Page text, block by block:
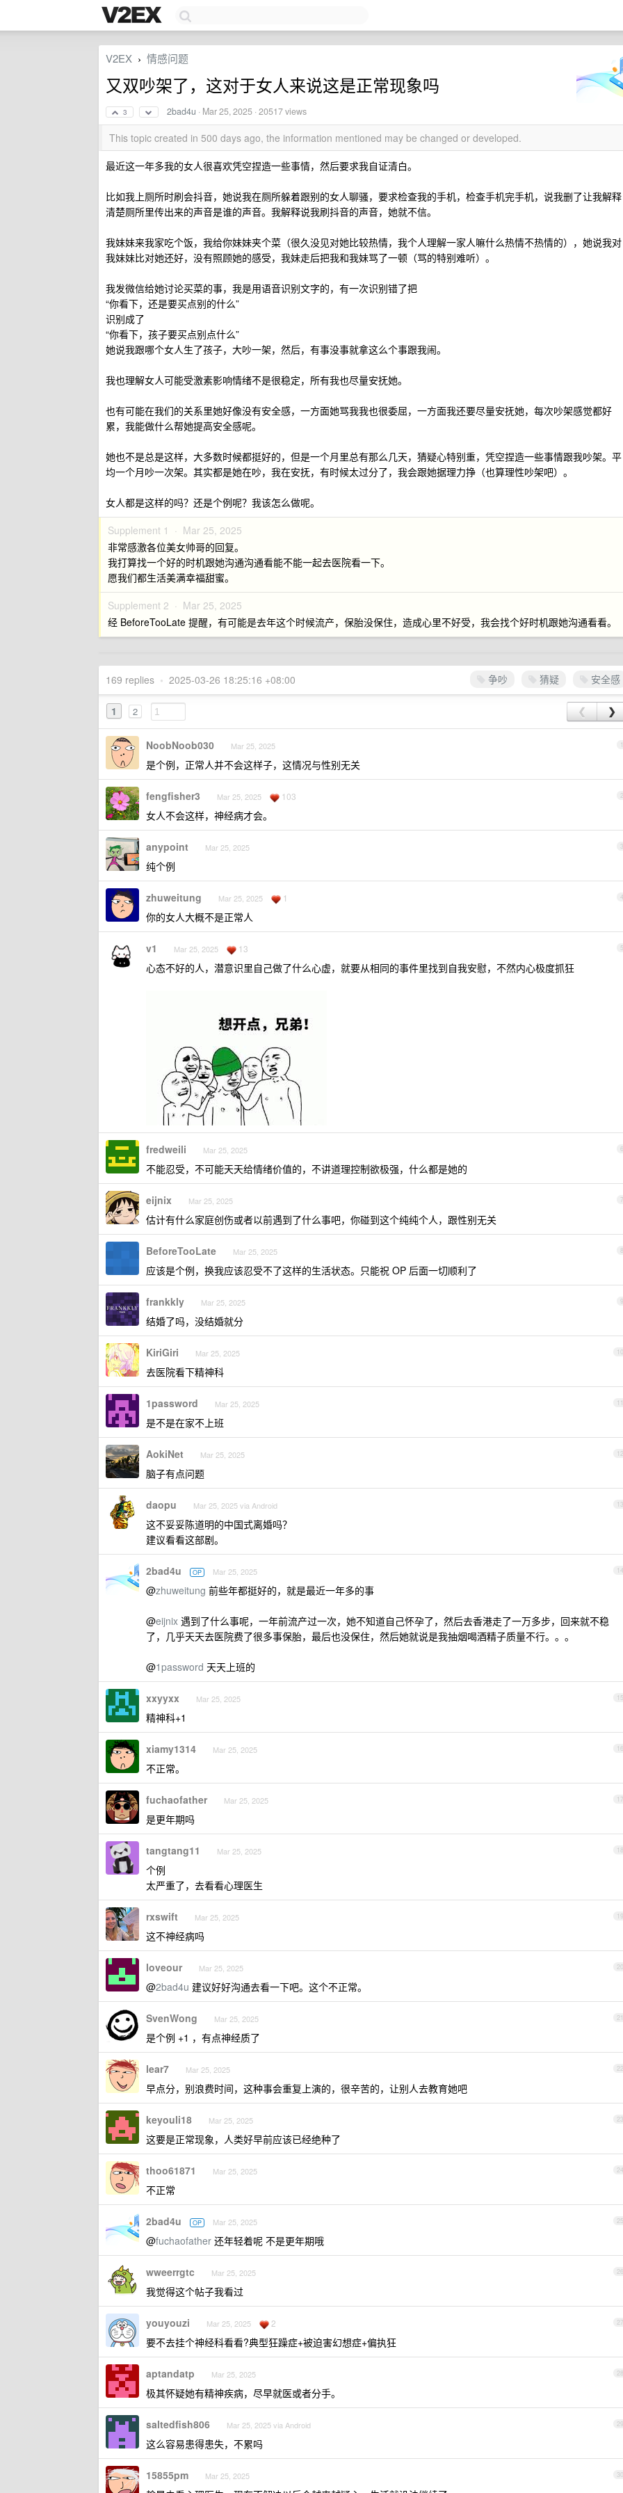
V2EX › 情感问题
又双吵架了，这对于女人来说这是正常现象吗
3 2bad4u · Mar 25, 2025 · 20517 views
This topic created in 500 days ago, the information mentioned may be changed or developed.
最近这一年多我的女人很喜欢凭空捏造一些事情，然后要求我自证清白。
比如我上厕所时刷会抖音，她说我在厕所躲着跟别的女人聊骚，要求检查我的手机，检查手机完手机，说我删了让我解释
清楚厕所里传出来的声音是谁的声音。我解释说我刷抖音的声音，她就不信。
我妹妹来我家吃个饭，我给你妹妹夹个菜（很久没见对她比较热情，我个人理解一家人嘛什么热情不热情的），她说我对
我妹妹比对她还好，没有照顾她的感受，我妹走后把我和我妹骂了一顿（骂的特别难听）。
我发微信给她讨论买菜的事，我是用语音识别文字的，有一次识别错了把
“你看下，还是要买点别的什么”
识别成了
“你看下，孩子要买点别点什么”
她说我跟哪个女人生了孩子，大吵一架，然后，有事没事就拿这么个事跟我闹。
我也理解女人可能受激素影响情绪不是很稳定，所有我也尽量安抚她。
也有可能在我们的关系里她好像没有安全感，一方面她骂我我也很委屈，一方面我还要尽量安抚她，每次吵架感觉都好
累，我能做什么帮她提高安全感呢。
她也不是总是这样，大多数时候都挺好的，但是一个月里总有那么几天，猜疑心特别重，凭空捏造一些事情跟我吵架。平
均一个月吵一次架。其实都是她在吵，我在安抚，有时候太过分了，我会跟她据理力挣（也算理性吵架吧）。
女人都是这样的吗？还是个例呢？我该怎么做呢。
Supplement 1 · Mar 25, 2025
非常感激各位美女帅哥的回复。
我打算找一个好的时机跟她沟通沟通看能不能一起去医院看一下。
愿我们都生活美满幸福甜蜜。
Supplement 2 · Mar 25, 2025
经 BeforeTooLate 提醒，有可能是去年这个时候流产，保胎没保住，造成心里不好受，我会找个好时机跟她沟通看看。
争吵 猜疑 安全感
169 replies • 2025-03-26 18:25:16 +08:00
1 2 ❮ ❯
1
NoobNoob030 Mar 25, 2025
是个例，正常人并不会这样子，这情况与性别无关
2
fengfisher3 Mar 25, 2025 103
女人不会这样，神经病才会。
3
anypoint Mar 25, 2025
纯个例
4
zhuweitung Mar 25, 2025 1
你的女人大概不是正常人
5
v1 Mar 25, 2025 13
心态不好的人，潜意识里自己做了什么心虚，就要从相同的事件里找到自我安慰，不然内心极度抓狂
6
fredweili Mar 25, 2025
不能忍受，不可能天天给情绪价值的，不讲道理控制欲极强，什么都是她的
7
eijnix Mar 25, 2025
估计有什么家庭创伤或者以前遇到了什么事吧，你碰到这个纯纯个人，跟性别无关
8
BeforeTooLate Mar 25, 2025
应该是个例，换我应该忍受不了这样的生活状态。只能祝 OP 后面一切顺利了
9
frankkly Mar 25, 2025
结婚了吗，没结婚就分
10
KiriGiri Mar 25, 2025
去医院看下精神科
11
1password Mar 25, 2025
是不是在家不上班
12
AokiNet Mar 25, 2025
脑子有点问题
13
daopu Mar 25, 2025 via Android
这不妥妥陈道明的中国式离婚吗？
建议看看这部剧。
14
2bad4u OP Mar 25, 2025
@zhuweitung 前些年都挺好的，就是最近一年多的事
@eijnix 遇到了什么事呢，一年前流产过一次，她不知道自己怀孕了，然后去香港走了一万多步，回来就不稳
了，几乎天天去医院费了很多事保胎，最后也没保住，然后她就说是我抽烟喝酒精子质量不行。。。
@1password 天天上班的
15
xxyyxx Mar 25, 2025
精神科+1
16
xiamy1314 Mar 25, 2025
不正常。
17
fuchaofather Mar 25, 2025
是更年期吗
18
tangtang11 Mar 25, 2025
个例
太严重了，去看看心理医生
19
rxswift Mar 25, 2025
这不神经病吗
20
loveour Mar 25, 2025
@2bad4u 建议好好沟通去看一下吧。这个不正常。
21
SvenWong Mar 25, 2025
是个例 +1 ，有点神经质了
22
lear7 Mar 25, 2025
早点分，别浪费时间，这种事会重复上演的，很辛苦的，让别人去教育她吧
23
keyouli18 Mar 25, 2025
这要是正常现象，人类好早前应该已经绝种了
24
thoo61871 Mar 25, 2025
不正常
25
2bad4u OP Mar 25, 2025
@fuchaofather 还年轻着呢 不是更年期哦
26
wweerrgtc Mar 25, 2025
我觉得这个帖子我看过
27
youyouzi Mar 25, 2025 2
要不去挂个神经科看看?典型狂躁症+被迫害幻想症+偏执狂
28
aptandatp Mar 25, 2025
极其怀疑她有精神疾病，尽早就医或者分手。
29
saltedfish806 Mar 25, 2025 via Android
这么容易患得患失，不累吗
30
15855pm Mar 25, 2025